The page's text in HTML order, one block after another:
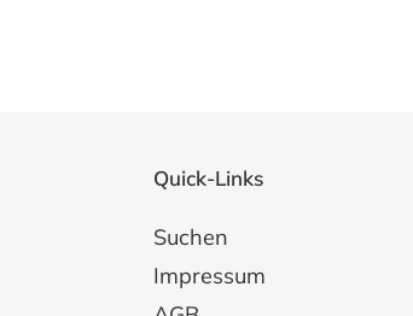
Quick-Links
Suchen
Impressum